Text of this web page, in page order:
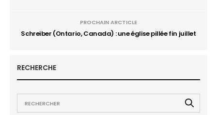
PROCHAIN ARCTICLE
Schreiber (Ontario, Canada) : une église pillée fin juillet
RECHERCHE